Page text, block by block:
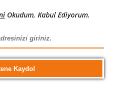
Okudum, Kabul Ediyorum.